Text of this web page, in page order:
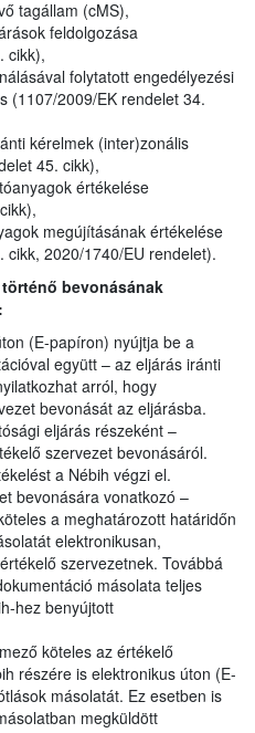
tagállam (cMS),
feldolgozása
cikk),
folytatott engedélyezési
(1107/2009/EK rendelet 34.
kérelmek (inter)zonális
45. cikk),
értékelése
megújításának értékelése
2020/1740/EU rendelet).
bevonásának
(E-papíron) nyújtja be a
együtt – az eljárás iránti
arról, hogy
bevonását az eljárásba.
eljárás részeként –
szervezet bevonásáról.
a Nébih végzi el.
bevonására vonatkozó –
a meghatározott határidőn
elektronikusan,
szervezetnek. Továbbá
másolata teljes
hez benyújtott
köteles az értékelő
részére is elektronikus úton (E-
másolatát. Ez esetben is
megküldött